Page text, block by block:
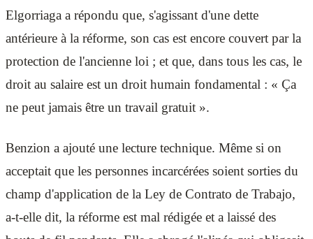
Elgorriaga a répondu que, s'agissant d'une dette
antérieure à la réforme, son cas est encore couvert par la
protection de l'ancienne loi ; et que, dans tous les cas, le
droit au salaire est un droit humain fondamental : « Ça
ne peut jamais être un travail gratuit ».
Benzion a ajouté une lecture technique. Même si on
acceptait que les personnes incarcérées soient sorties du
champ d'application de la Ley de Contrato de Trabajo,
a-t-elle dit, la réforme est mal rédigée et a laissé des